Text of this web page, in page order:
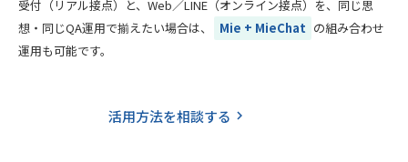
受付（リアル接点）と、Web／LINE（オンライン接点）を、同じ思
想・同じQA運用で揃えたい場合は、
Mie + MieChat の組み合わせ
運用も可能です。
活用方法を相談する keyboard_arrow_right